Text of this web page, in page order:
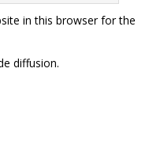
in this browser for the
diffusion.